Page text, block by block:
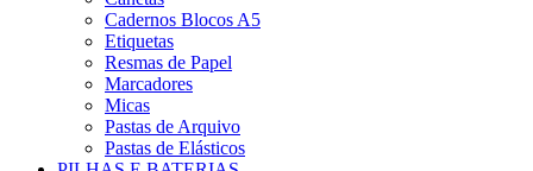
Cadernos Blocos A5
Etiquetas
Resmas de Papel
Marcadores
Micas
Pastas de Arquivo
Pastas de Elásticos